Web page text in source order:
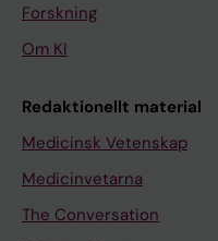
Forskning
Om KI
Redaktionellt material
Medicinsk Vetenskap
Medicinvetarna
The Conversation